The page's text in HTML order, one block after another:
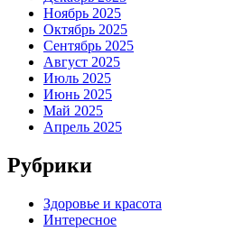
Ноябрь 2025
Октябрь 2025
Сентябрь 2025
Август 2025
Июль 2025
Июнь 2025
Май 2025
Апрель 2025
Рубрики
Здоровье и красота
Интересное